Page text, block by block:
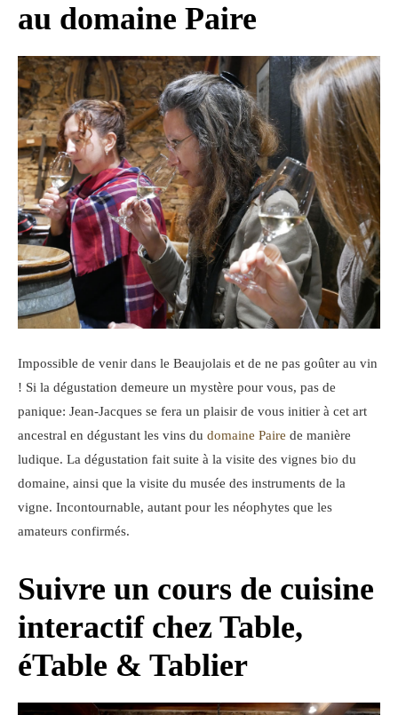
au domaine Paire
Impossible de venir dans le Beaujolais et de ne pas goûter au vin
! Si la dégustation demeure un mystère pour vous, pas de
panique: Jean-Jacques se fera un plaisir de vous initier à cet art
ancestral en dégustant les vins du domaine Paire de manière
ludique. La dégustation fait suite à la visite des vignes bio du
domaine, ainsi que la visite du musée des instruments de la
vigne. Incontournable, autant pour les néophytes que les
amateurs confirmés.
Suivre un cours de cuisine
interactif chez Table,
éTable & Tablier